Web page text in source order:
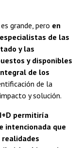
grande, pero en
de las
y las
y disponibles
de los
de la
y solución.
permitiría
intencionada que